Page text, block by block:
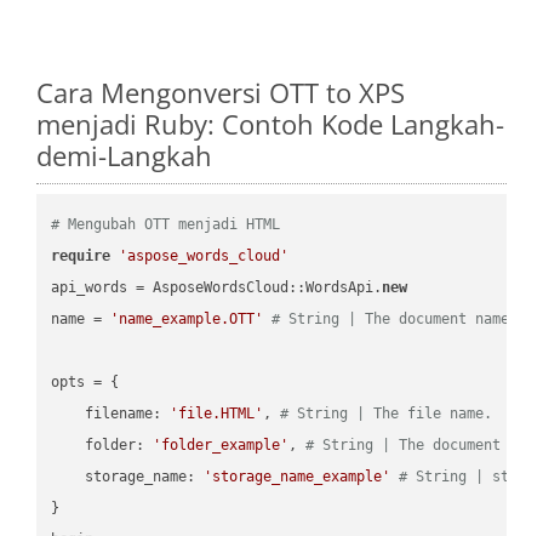
Cara Mengonversi OTT to XPS
menjadi Ruby: Contoh Kode Langkah-
demi-Langkah
# Mengubah OTT menjadi HTML
require
'aspose_words_cloud'
api_words = AsposeWordsCloud::WordsApi. new
name =
'name_example.OTT' # String | The document name.
opts = {
    filename:
'file.HTML' , # String | The file name.
    folder:
'folder_example' , # String | The document
    storage_name:
'storage_name_example'
# String |
}